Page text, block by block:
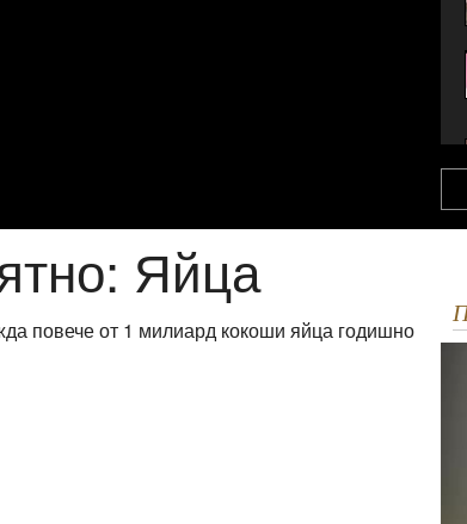
Яйца
повече от 1 милиард кокоши яйца годишно